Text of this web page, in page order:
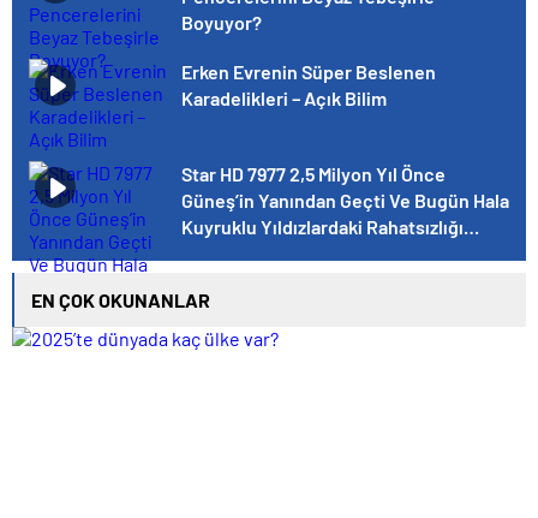
Boyuyor?
Erken Evrenin Süper Beslenen
Karadelikleri – Açık Bilim
Star HD 7977 2,5 Milyon Yıl Önce
Güneş’in Yanından Geçti Ve Bugün Hala
Kuyruklu Yıldızlardaki Rahatsızlığı
EN ÇOK OKUNANLAR